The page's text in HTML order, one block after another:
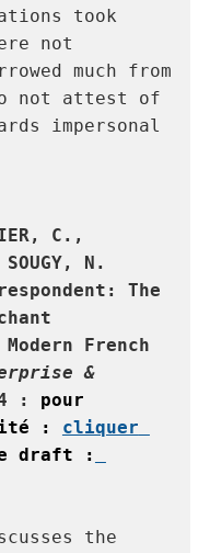
took
not
much from
not attest of
impersonal
C.,
N.
The
French
&
: pour
: cliquer
draft :
the